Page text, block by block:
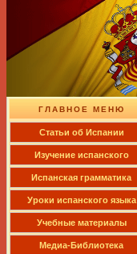
ГЛАВНОЕ МЕНЮ
Cтатьи об Испании
Изучение испанского
Испанская грамматика
Уроки испанского языка
Учебные материалы
Медиа-Библиотека